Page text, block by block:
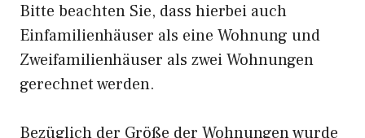
Bitte beachten Sie, dass hierbei auch
Einfamilienhäuser als eine Wohnung und
Zweifamilienhäuser als zwei Wohnungen
gerechnet werden.
Bezüglich der Größe der Wohnungen wurde